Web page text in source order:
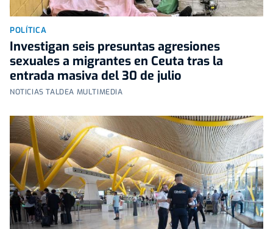
POLÍTICA
Investigan seis presuntas agresiones
sexuales a migrantes en Ceuta tras la
entrada masiva del 30 de julio
NOTICIAS TALDEA MULTIMEDIA